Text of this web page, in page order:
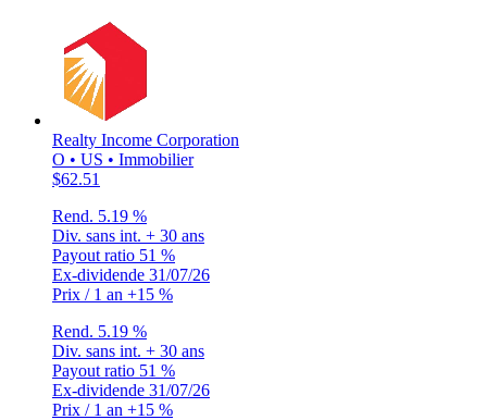
Realty Income Corporation
O • US • Immobilier
$62.51
Rend. 5.19 %
Div. sans int. + 30 ans
Payout ratio 51 %
Ex-dividende 31/07/26
Prix / 1 an +15 %
Rend. 5.19 %
Div. sans int. + 30 ans
Payout ratio 51 %
Ex-dividende 31/07/26
Prix / 1 an +15 %